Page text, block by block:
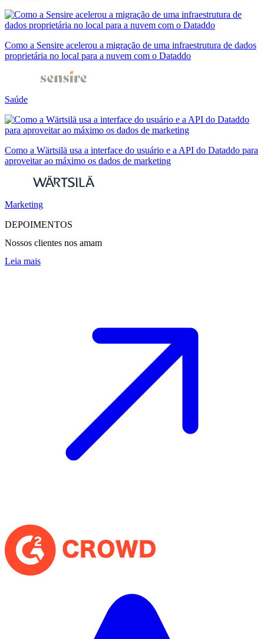
Como a Sensire acelerou a migração de uma infraestrutura de dados
proprietária no local para a nuvem com o Dataddo
Saúde
Como a Wärtsilä usa a interface do usuário e a API do Dataddo para
aproveitar ao máximo os dados de marketing
Marketing
DEPOIMENTOS
Nossos clientes nos amam
Leia mais